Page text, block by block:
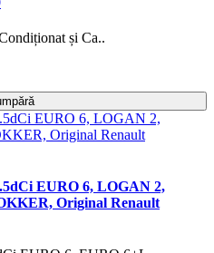
și Ca..
EURO 6, LOGAN 2,
Original Renault